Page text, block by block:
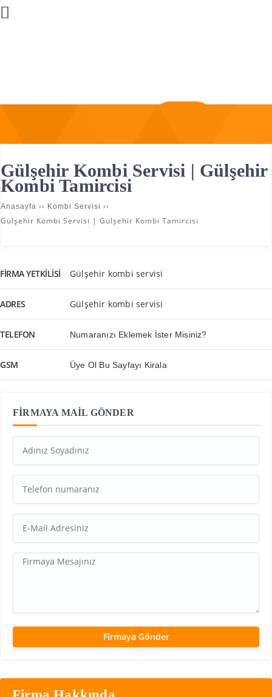
Gülşehir Kombi Servisi | Gülşehir
Kombi Tamircisi
Anasayfa ›› Kombi Servisi ››
Gülşehir Kombi Servisi | Gülşehir Kombi Tamircisi
FIRMA YETKILISI Gülşehir kombi servisi
ADRES Gülşehir kombi servisi
TELEFON Numaranızı Eklemek İster Misiniz?
GSM Üye Ol Bu Sayfayı Kirala
FİRMAYA MAİL GÖNDER